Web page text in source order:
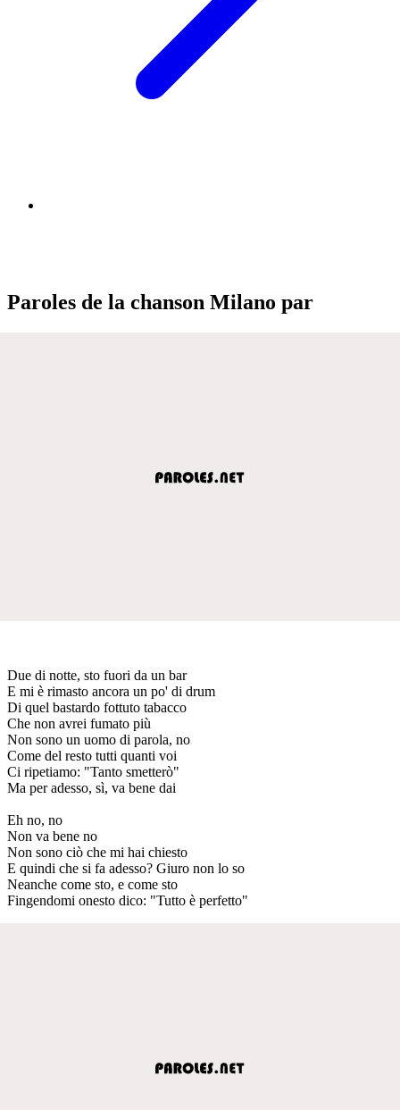
Paroles de la chanson Milano par
Due di notte, sto fuori da un bar
E mi è rimasto ancora un po' di drum
Di quel bastardo fottuto tabacco
Che non avrei fumato più
Non sono un uomo di parola, no
Come del resto tutti quanti voi
Ci ripetiamo: "Tanto smetterò"
Ma per adesso, sì, va bene dai
Eh no, no
Non va bene no
Non sono ciò che mi hai chiesto
E quindi che si fa adesso? Giuro non lo so
Neanche come sto, e come sto
Fingendomi onesto dico: "Tutto è perfetto"